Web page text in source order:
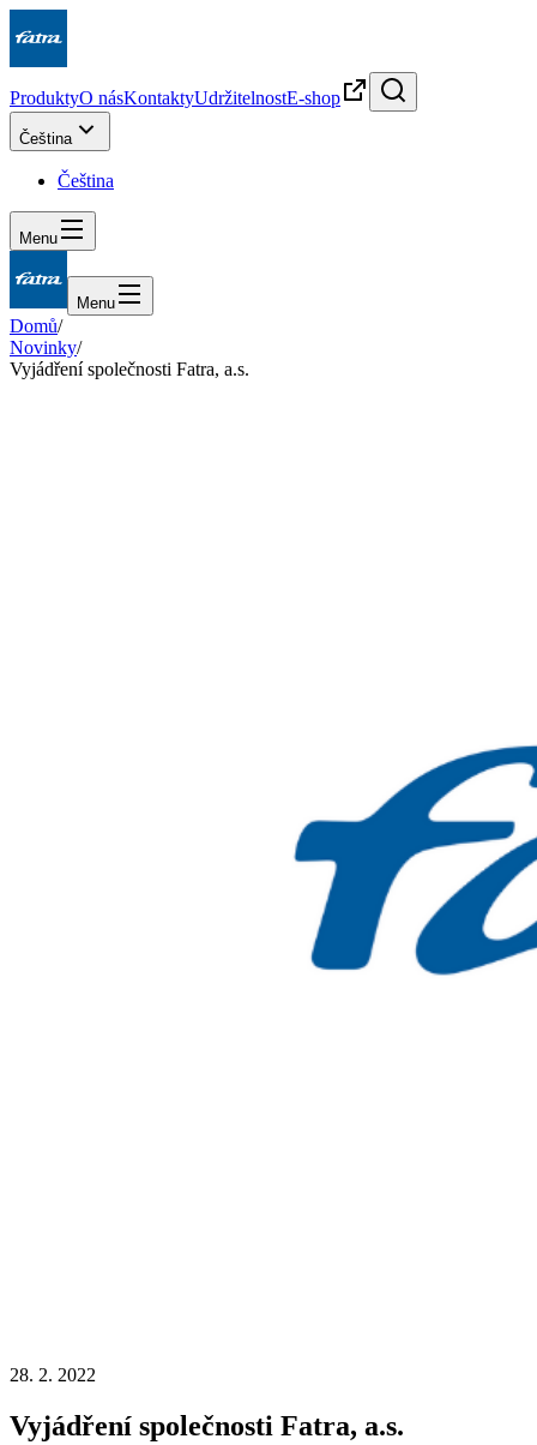
ProduktyO násKontaktyUdržitelnostE-shop
Čeština
Čeština
Menu
Menu
Domů/
Novinky/
Vyjádření společnosti Fatra, a.s.
28. 2. 2022
Vyjádření společnosti Fatra, a.s.